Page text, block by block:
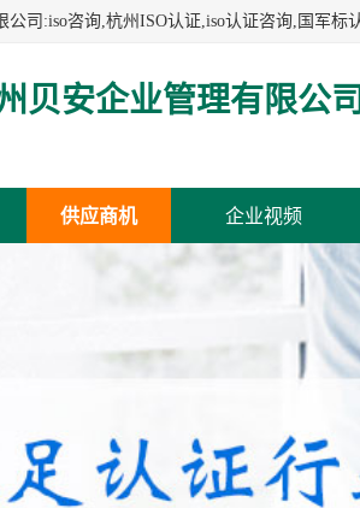
贝安企业管理有限公司
供应商机 企业视频